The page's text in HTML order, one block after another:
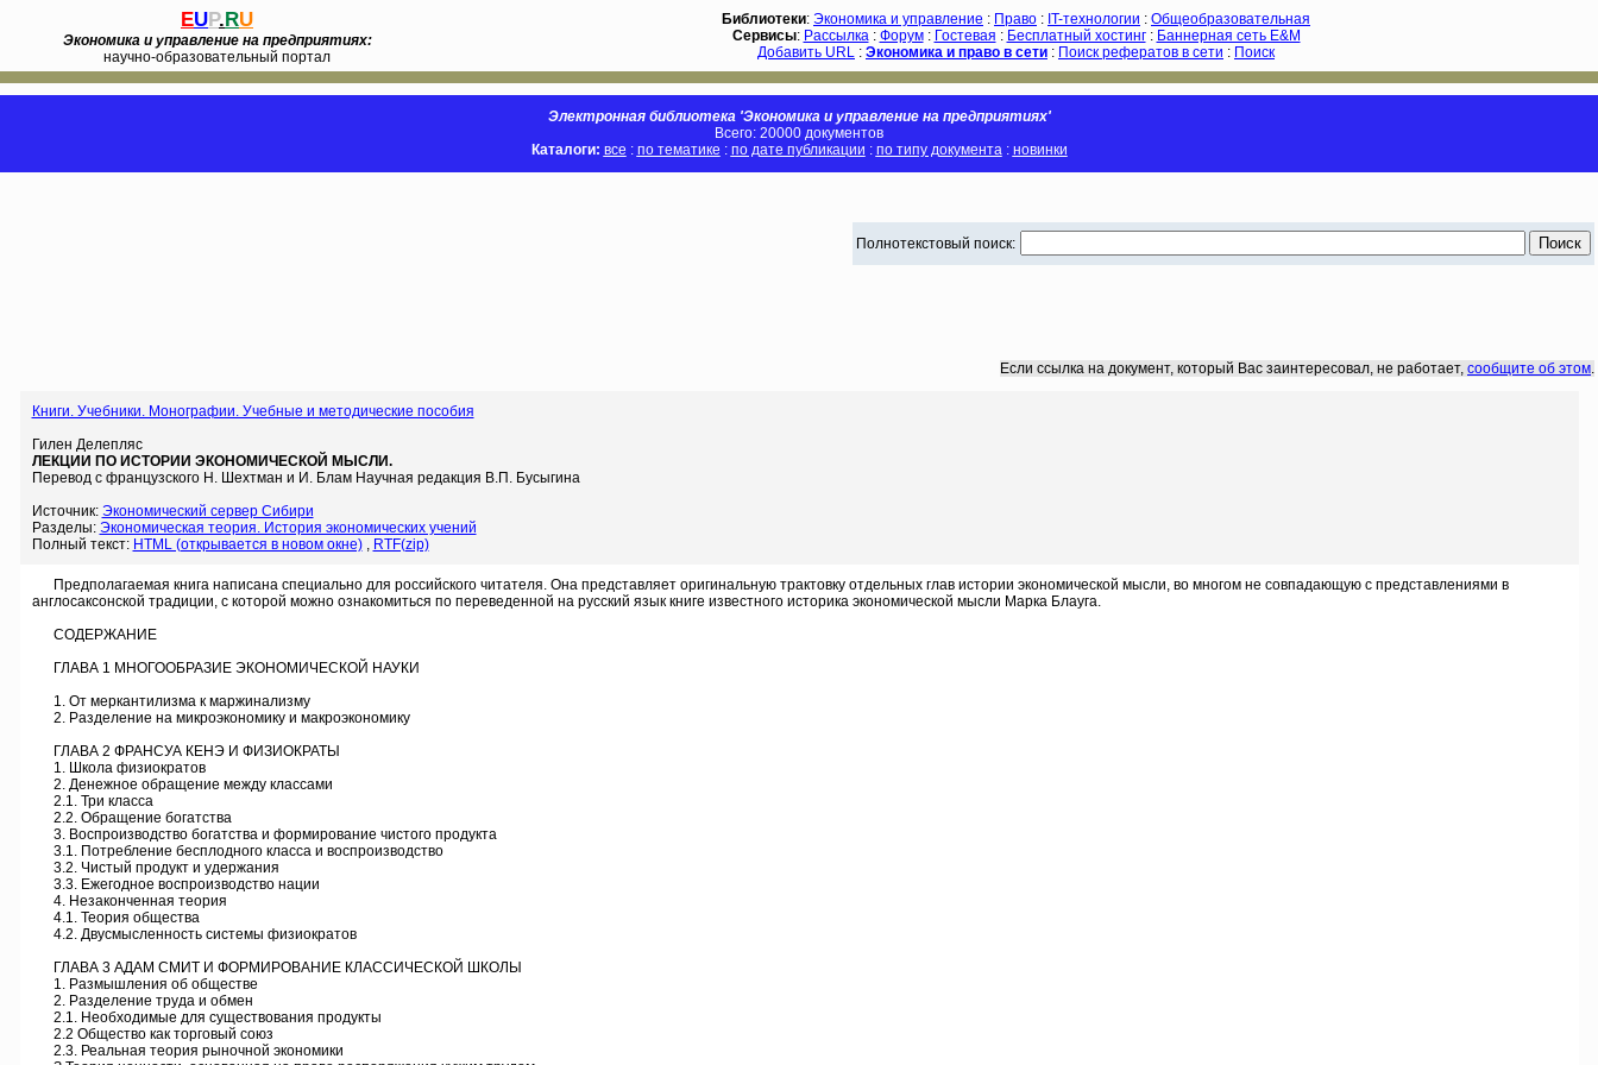
EUP.RU
Экономика и управление на предприятиях:
научно-образовательный портал
Библиотеки: Экономика и управление : Право : IT-технологии : Общеобразовательная
Сервисы: Рассылка: Форум: Гостевая : Бесплатный хостинг: Баннерная сеть E&M
Добавить URL : Экономика и право в сети : Поиск рефератов в сети : Поиск
Электронная библиотека 'Экономика и управление на предприятиях'
Всего: 20000 документов
Каталоги: все : по тематике : по дате публикации : по типу документа: новинки
Полнотекстовый поиск:
Если ссылка на документ, который Вас заинтересовал, не работает, сообщите об этом.
Книги. Учебники. Монографии. Учебные и методические пособия
Гилен Делепляс
ЛЕКЦИИ ПО ИСТОРИИ ЭКОНОМИЧЕСКОЙ МЫСЛИ.
Перевод с французского Н. Шехтман и И. Блам Научная редакция В.П. Бусыгина
Источник: Экономический сервер Сибири
Разделы: Экономическая теория. История экономических учений
Полный текст: HTML (открывается в новом окне), RTF(zip)
Предполагаемая книга написана специально для российского читателя. Она представляет оригинальную трактовку отдельных глав истории экономической мысли, во многом не совпадающую с представлениями в
англосаксонской традиции, с которой можно ознакомиться по переведенной на русский язык книге известного историка экономической мысли Марка Блауга.
СОДЕРЖАНИЕ
ГЛАВА 1 МНОГООБРАЗИЕ ЭКОНОМИЧЕСКОЙ НАУКИ
1. От меркантилизма к маржинализму
2. Разделение на микроэкономику и макроэкономику
ГЛАВА 2 ФРАНСУА КЕНЭ И ФИЗИОКРАТЫ
1. Школа физиократов
2. Денежное обращение между классами
2.1. Три класса
2.2. Обращение богатства
3. Воспроизводство богатства и формирование чистого продукта
3.1. Потребление бесплодного класса и воспроизводство
3.2. Чистый продукт и удержания
3.3. Ежегодное воспроизводство нации
4. Незаконченная теория
4.1. Теория общества
4.2. Двусмысленность системы физиократов
ГЛАВА 3 АДАМ СМИТ И ФОРМИРОВАНИЕ КЛАССИЧЕСКОЙ ШКОЛЫ
1. Размышления об обществе
2. Разделение труда и обмен
2.1. Необходимые для существования продукты
2.2 Общество как торговый союз
2.3. Реальная теория рыночной экономики